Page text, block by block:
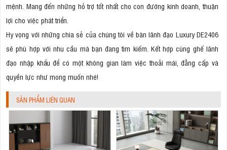
mệnh. Mang đến những hỗ trợ tốt nhất cho con đường kinh doanh, thuận
lợi cho việc phát triển.
Hy vọng với những chia sẻ của chúng tôi về bàn lãnh đạo Luxury DE2406
sẽ phù hợp với nhu cầu mà bạn đang tìm kiếm. Kết hợp cùng ghế lãnh
đạo nhập khẩu để có một không gian làm việc thoải mái, đẳng cấp và
quyền lực như mong muốn nhé!
SẢN PHẨM LIÊN QUAN